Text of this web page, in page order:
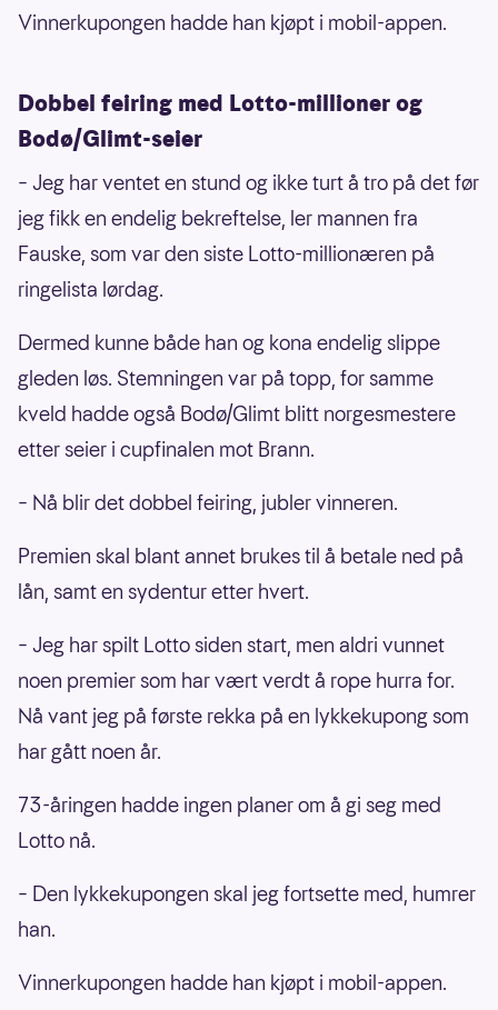
Vinnerkupongen hadde han kjøpt i mobil-appen.
Dobbel feiring med Lotto-millioner og
Bodø/Glimt-seier
– Jeg har ventet en stund og ikke turt å tro på det før
jeg fikk en endelig bekreftelse, ler mannen fra
Fauske, som var den siste Lotto-millionæren på
ringelista lørdag.
Dermed kunne både han og kona endelig slippe
gleden løs. Stemningen var på topp, for samme
kveld hadde også Bodø/Glimt blitt norgesmestere
etter seier i cupfinalen mot Brann.
– Nå blir det dobbel feiring, jubler vinneren.
Premien skal blant annet brukes til å betale ned på
lån, samt en sydentur etter hvert.
– Jeg har spilt Lotto siden start, men aldri vunnet
noen premier som har vært verdt å rope hurra for.
Nå vant jeg på første rekka på en lykkekupong som
har gått noen år.
73-åringen hadde ingen planer om å gi seg med
Lotto nå.
– Den lykkekupongen skal jeg fortsette med, humrer
han.
Vinnerkupongen hadde han kjøpt i mobil-appen.